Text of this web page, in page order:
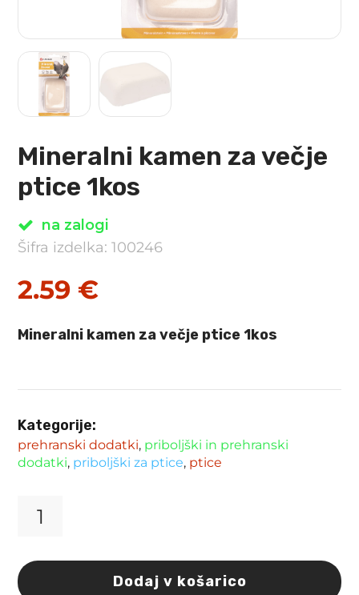
Mineralni kamen za večje
ptice 1kos
na zalogi
Šifra izdelka: 100246
2.59 €
Mineralni kamen za večje ptice 1kos
Kategorije:
prehranski dodatki, priboljški in prehranski
dodatki, priboljški za ptice, ptice
večje
ptice
Dodaj v košarico